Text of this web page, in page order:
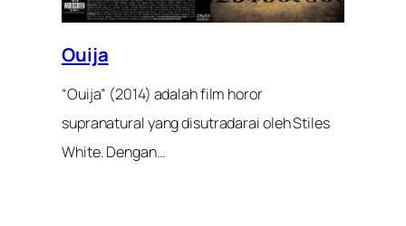
Ouija
“Ouija” (2014) adalah film horor
supranatural yang disutradarai oleh Stiles
White. Dengan…